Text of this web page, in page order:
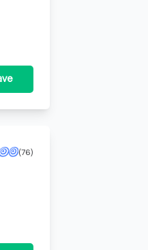
voor particuliere
(76)